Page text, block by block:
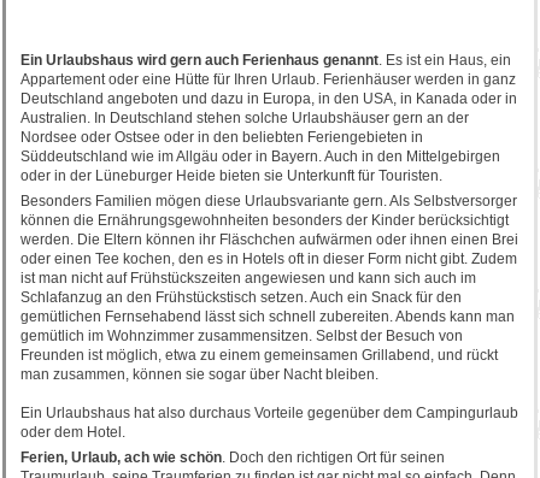
Ein Urlaubshaus wird gern auch Ferienhaus genannt. Es ist ein Haus, ein
Appartement oder eine Hütte für Ihren Urlaub. Ferienhäuser werden in ganz
Deutschland angeboten und dazu in Europa, in den USA, in Kanada oder in
Australien. In Deutschland stehen solche Urlaubshäuser gern an der
Nordsee oder Ostsee oder in den beliebten Feriengebieten in
Süddeutschland wie im Allgäu oder in Bayern. Auch in den Mittelgebirgen
oder in der Lüneburger Heide bieten sie Unterkunft für Touristen.
Besonders Familien mögen diese Urlaubsvariante gern. Als Selbstversorger
können die Ernährungsgewohnheiten besonders der Kinder berücksichtigt
werden. Die Eltern können ihr Fläschchen aufwärmen oder ihnen einen Brei
oder einen Tee kochen, den es in Hotels oft in dieser Form nicht gibt. Zudem
ist man nicht auf Frühstückszeiten angewiesen und kann sich auch im
Schlafanzug an den Frühstückstisch setzen. Auch ein Snack für den
gemütlichen Fernsehabend lässt sich schnell zubereiten. Abends kann man
gemütlich im Wohnzimmer zusammensitzen. Selbst der Besuch von
Freunden ist möglich, etwa zu einem gemeinsamen Grillabend, und rückt
man zusammen, können sie sogar über Nacht bleiben.
Ein Urlaubshaus hat also durchaus Vorteile gegenüber dem Campingurlaub
oder dem Hotel.
Ferien, Urlaub, ach wie schön. Doch den richtigen Ort für seinen